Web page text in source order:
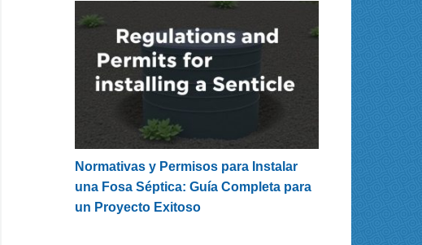
Normativas y Permisos para Instalar
una Fosa Séptica: Guía Completa para
un Proyecto Exitoso